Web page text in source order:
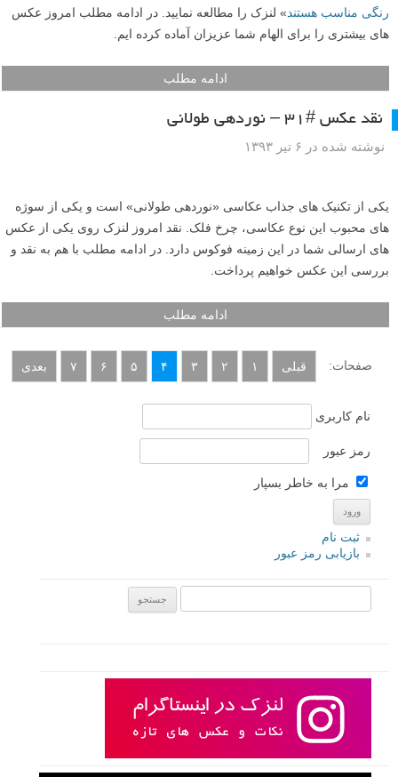
رنگی مناسب هستند» لنزک را مطالعه نمایید. در ادامه مطلب امروز عکس
های بیشتری را برای الهام شما عزیزان آماده کرده ایم.
ادامه مطلب
نقد عکس #۳۱ – نوردهی طولانی
نوشته شده در ۶ تیر ۱۳۹۳
یکی از تکنیک های جذاب عکاسی «نوردهی طولانی» است و یکی از سوژه
های ارسالی شما در این زمینه فوکوس دارد. در ادامه مطلب با هم به نقد و
بررسی این عکس خواهیم پرداخت.
صفحات: قبلی ۱ ۲ ۳ ۴ ۵
رمز عبور
مرا به خاطر بسپار